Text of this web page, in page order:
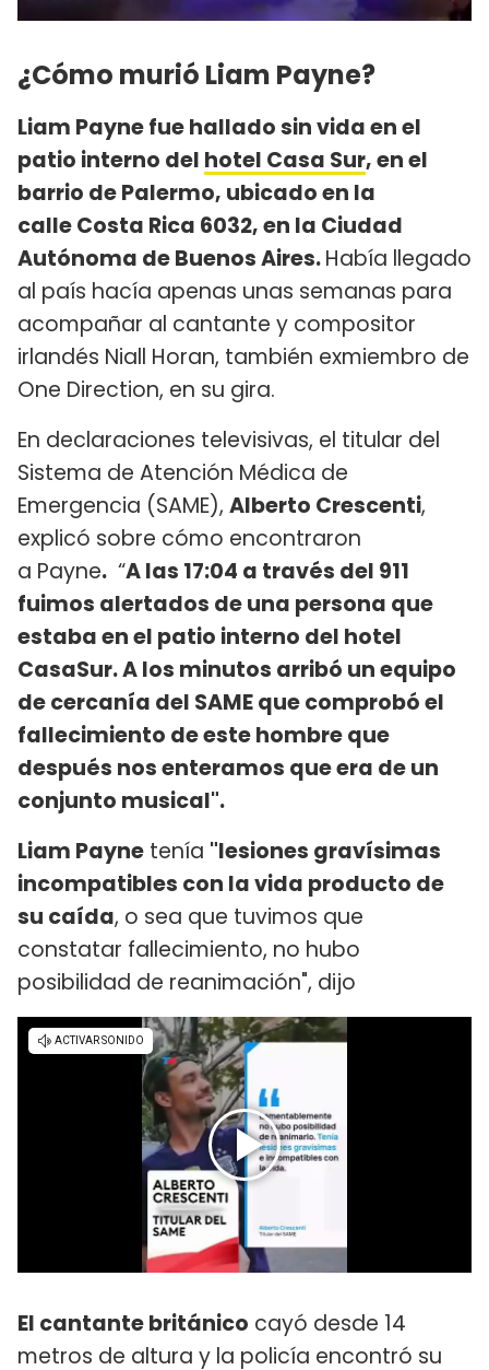
¿Cómo murió Liam Payne?
Liam Payne fue hallado sin vida en el
patio interno del hotel Casa Sur, en el
barrio de Palermo, ubicado en la
calle Costa Rica 6032, en la Ciudad
Autónoma de Buenos Aires.Había llegado
al país hacía apenas unas semanas para
acompañar al cantante y compositor
irlandés Niall Horan, también exmiembro de
One Direction, en su gira.
En declaraciones televisivas, el titular del
Sistema de Atención Médica de
Emergencia (SAME), Alberto Crescenti,
explicó sobre cómo encontraron
a Payne. “A las 17:04 a través del 911
fuimos alertados de una persona que
estaba en el patio interno del hotel
CasaSur. A los minutos arribó un equipo
de cercanía del SAME que comprobó el
fallecimiento de este hombre que
después nos enteramos que era de un
conjunto musical".
Liam Payne tenía "lesiones gravísimas
incompatibles con la vida producto de
su caída, o sea que tuvimos que
constatar fallecimiento, no hubo
posibilidad de reanimación", dijo
El cantante británico cayó desde 14
metros de altura y la policía encontró su